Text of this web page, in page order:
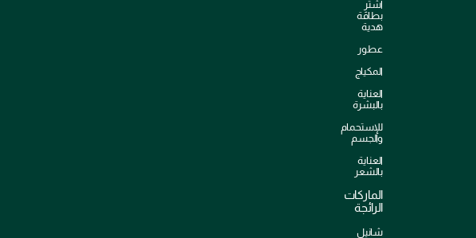
اشترِ
بطاقة
هدية
عطور
المكياج
العناية
بالبشرة
للإستحمام
والجسم
العناية
بالشعر
الماركات
الرائجة
شانيل